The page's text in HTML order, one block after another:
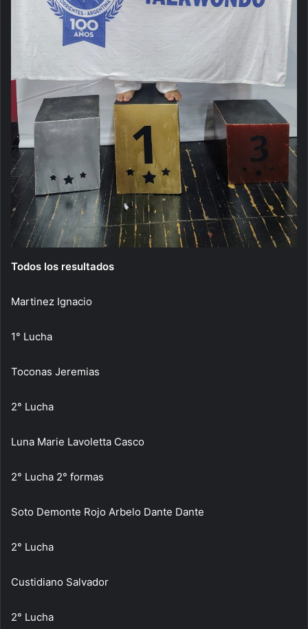
Todos los resultados
Martinez Ignacio
1° Lucha
Toconas Jeremias
2° Lucha
Luna Marie Lavoletta Casco
2° Lucha 2° formas
Soto Demonte Rojo Arbelo Dante Dante
2° Lucha
Custidiano Salvador
2° Lucha